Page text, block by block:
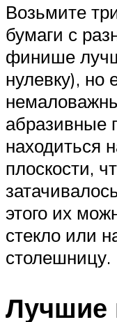
Возьмите
бумаги с
финише
нулевку), но
абразивные
находиться
плоскости,
этого их
стекло или
столешницу.
Лучшие